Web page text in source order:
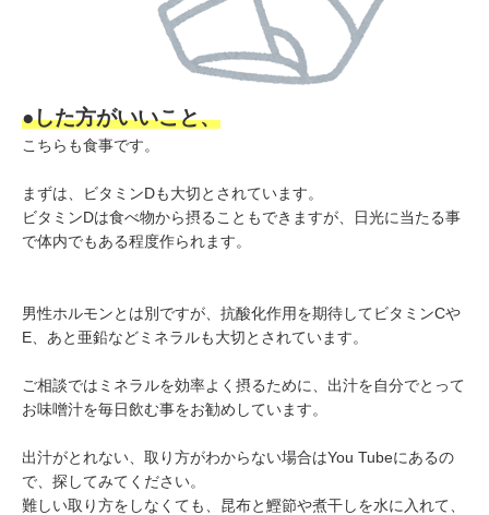
●した方がいいこと、
こちらも食事です。
まずは、ビタミンDも大切とされています。
ビタミンDは食べ物から摂ることもできますが、日光に当たる事
で体内でもある程度作られます。
男性ホルモンとは別ですが、抗酸化作用を期待してビタミンCや
E、あと亜鉛などミネラルも大切とされています。
ご相談ではミネラルを効率よく摂るために、出汁を自分でとって
お味噌汁を毎日飲む事をお勧めしています。
出汁がとれない、取り方がわからない場合はYou Tubeにあるの
で、探してみてください。
難しい取り方をしなくても、昆布と鰹節や煮干しを水に入れて、